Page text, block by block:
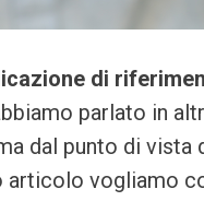
di
parlato in
dal punto di
articolo vogliamo